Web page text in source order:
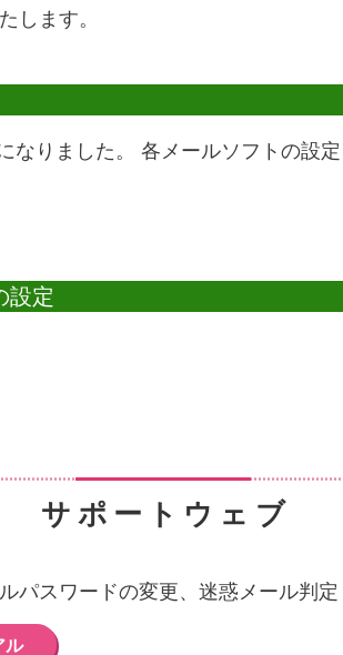
します。
りました。 各メールソフトの設定
設定
サポートウェブ
パスワードの変更、迷惑メール判
ル